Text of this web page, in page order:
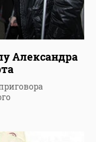
Александра